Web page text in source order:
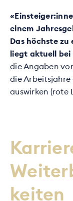
einem
Das höchste
liegt aktuell bei
die Angaben
die Arbeitsjahre
auswirken (rote
keiten